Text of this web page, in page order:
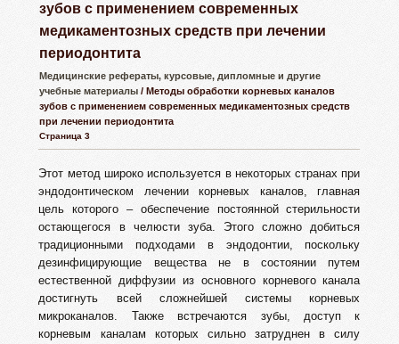
зубов с применением современных
медикаментозных средств при лечении
периодонтита
Медицинские рефераты, курсовые, дипломные и другие
учебные материалы / Методы обработки корневых каналов
зубов с применением современных медикаментозных средств
при лечении периодонтита
Страница 3
Этот метод широко используется в некоторых странах при
эндодонтическом лечении корневых каналов, главная
цель которого – обеспечение постоянной стерильности
остающегося в челюсти зуба. Этого сложно добиться
традиционными подходами в эндодонтии, поскольку
дезинфицирующие вещества не в состоянии путем
естественной диффузии из основного корневого канала
достигнуть всей сложнейшей системы корневых
микроканалов. Также встречаются зубы, доступ к
корневым каналам которых сильно затруднен в силу